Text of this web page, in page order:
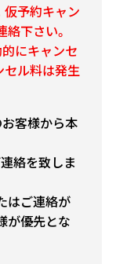
仮予約キャン
下さい。
にキャンセ
セル料は発生
お客様から本
絡を致しま
はご連絡が
が優先とな